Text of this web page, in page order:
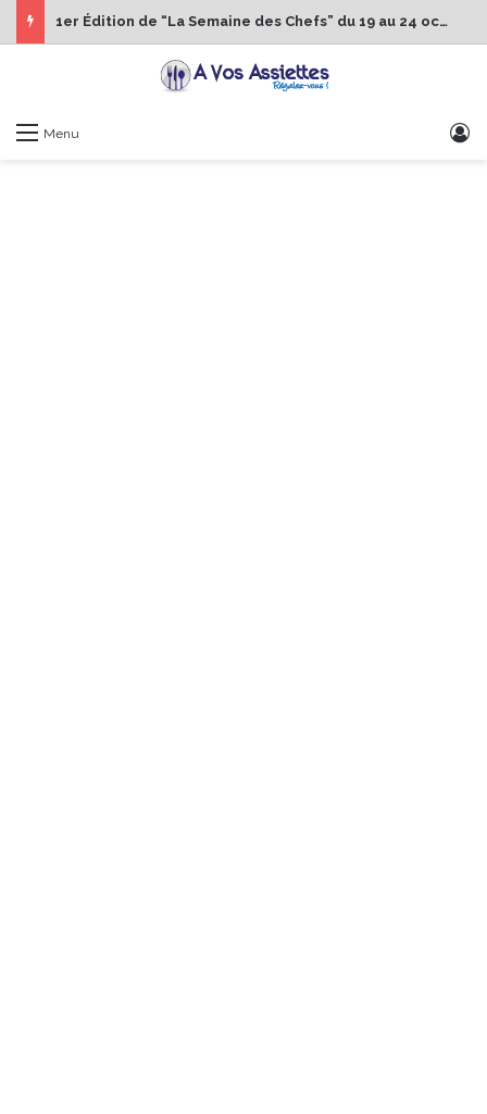
1er Édition de “La Semaine des Chefs” du 19 au 24 octobre 2026
Menu